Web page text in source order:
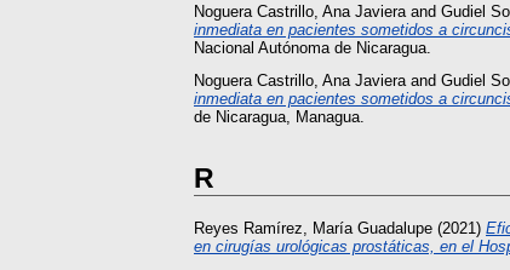
Noguera Castrillo, Ana Javiera and Gudiel
inmediata en pacientes sometidos a
Nacional Autónoma de Nicaragua.
Noguera Castrillo, Ana Javieraand Gudiel
inmediata en pacientes sometidos a
de Nicaragua, Managua.
R
Reyes Ramírez, María Guadalupe (2021)
en cirugías urológicas prostáticas, en el